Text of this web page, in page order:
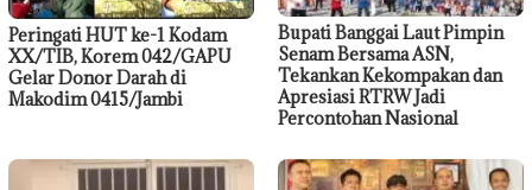
Peringati HUT ke-1 Kodam
XX/TIB, Korem 042/GAPU
Gelar Donor Darah di
Makodim 0415/Jambi
Bupati Banggai Laut Pimpin
Senam Bersama ASN,
Tekankan Kekompakan dan
Apresiasi RTRW Jadi
Percontohan Nasional